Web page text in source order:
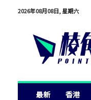
2026年08月08日, 星期六
最新 香港